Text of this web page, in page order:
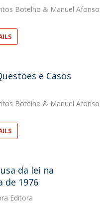
Botelho & Manuel Afonso
e Casos
Botelho & Manuel Afonso
da lei na
de 1976
Editora